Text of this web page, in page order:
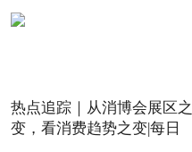
热点追踪｜从消博会展区之
变，看消费趋势之变|每日